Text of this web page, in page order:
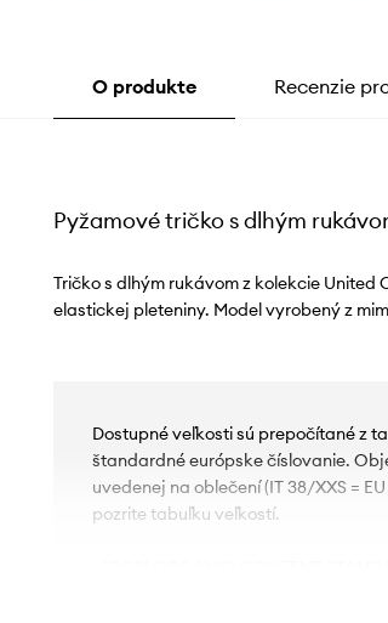
O produkte Recenzie
Pyžamové tričko s dlhým
Tričko s dlhým rukávom z kolekcie United
elastickej pleteniny. Model vyrobený z
Dostupné veľkosti sú prepočítané z
štandardné európske číslovanie.
uvedenej na oblečení (IT 38/XXS =
pozrite tabuľku veľkostí.